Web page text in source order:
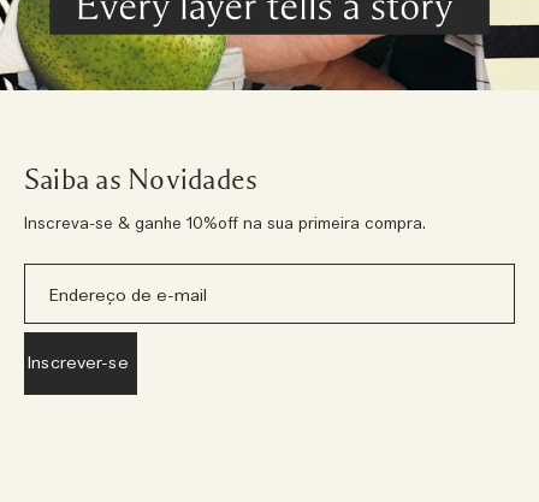
Saiba as Novidades
Inscreva-se & ganhe 10%off na sua primeira compra.